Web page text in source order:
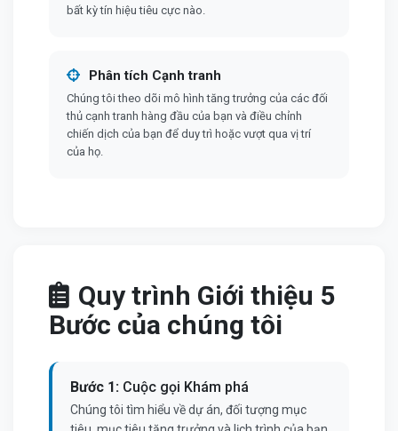
bất kỳ tín hiệu tiêu cực nào.
Phân tích Cạnh tranh
Chúng tôi theo dõi mô hình tăng trưởng của các đối
thủ cạnh tranh hàng đầu của bạn và điều chỉnh
chiến dịch của bạn để duy trì hoặc vượt qua vị trí
của họ.
Quy trình Giới thiệu 5
Bước của chúng tôi
Bước 1: Cuộc gọi Khám phá
Chúng tôi tìm hiểu về dự án, đối tượng mục